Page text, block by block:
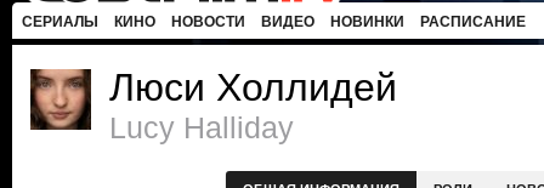
СЕРИАЛЫ КИНО НОВОСТИ ВИДЕО НОВИНКИ РАСПИСАНИЕ
Люси Холлидей
Lucy Halliday